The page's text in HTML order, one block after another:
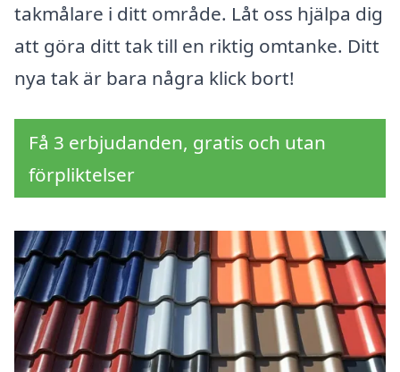
takmålare i ditt område. Låt oss hjälpa dig
att göra ditt tak till en riktig omtanke. Ditt
nya tak är bara några klick bort!
Få 3 erbjudanden, gratis och utan
förpliktelser